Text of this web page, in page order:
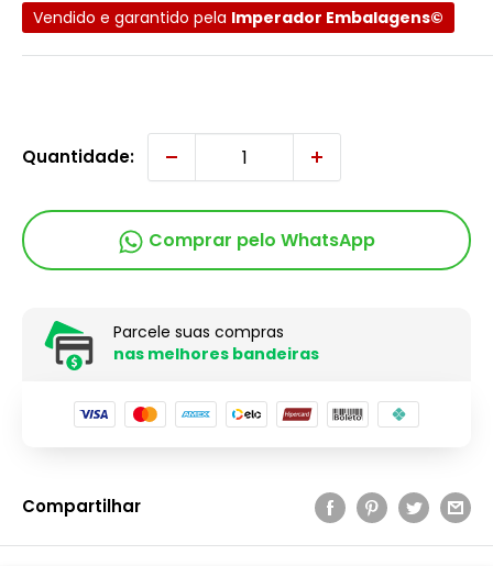
Vendido e garantido pela Imperador Embalagens©
Quantidade:
Comprar pelo WhatsApp
Parcele suas compras
nas melhores bandeiras
Compartilhar